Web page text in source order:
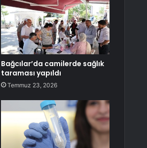
Bağcılar’da camilerde sağlık
taraması yapıldı
Temmuz 23, 2026